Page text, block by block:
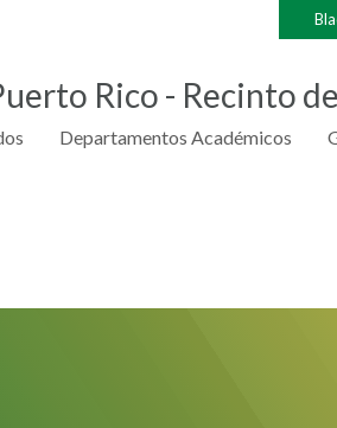
Departamentos Académicos